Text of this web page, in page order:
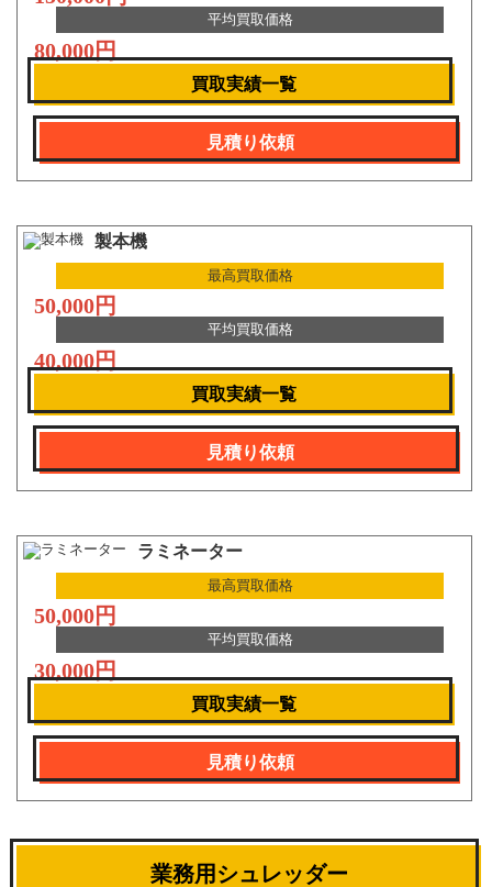
平均買取価格
80,000円
買取実績一覧
見積り依頼
製本機
最高買取価格
50,000円
平均買取価格
40,000円
買取実績一覧
見積り依頼
ラミネーター
最高買取価格
50,000円
平均買取価格
30,000円
買取実績一覧
見積り依頼
業務用シュレッダー